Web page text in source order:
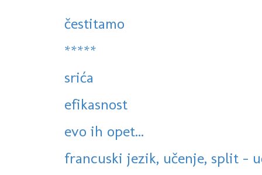
čestitamo
*****
srića
efikasnost
evo ih opet...
francuski jezik, učenje, split -